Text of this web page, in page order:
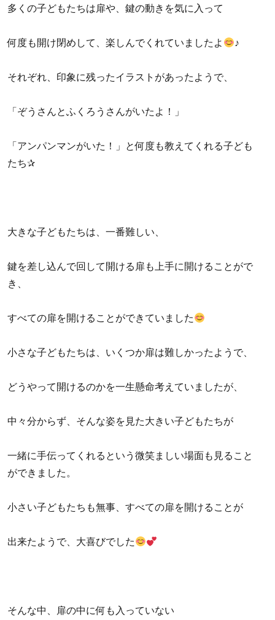
多くの子どもたちは扉や、鍵の動きを気に入って
何度も開け閉めして、楽しんでくれていましたよ ♪
それぞれ、印象に残ったイラストがあったようで、
「ぞうさんとふくろうさんがいたよ！」
「アンパンマンがいた！」と何度も教えてくれる子ども
たち✰
大きな子どもたちは、一番難しい、
鍵を差し込んで回して開ける扉も上手に開けることがで
き、
すべての扉を開けることができていました
小さな子どもたちは、いくつか扉は難しかったようで、
どうやって開けるのかを一生懸命考えていましたが、
中々分からず、そんな姿を見た大きい子どもたちが
一緒に手伝ってくれるという微笑ましい場面も見ること
ができました。
小さい子どもたちも無事、すべての扉を開けることが
出来たようで、大喜びでした
そんな中、扉の中に何も入っていない